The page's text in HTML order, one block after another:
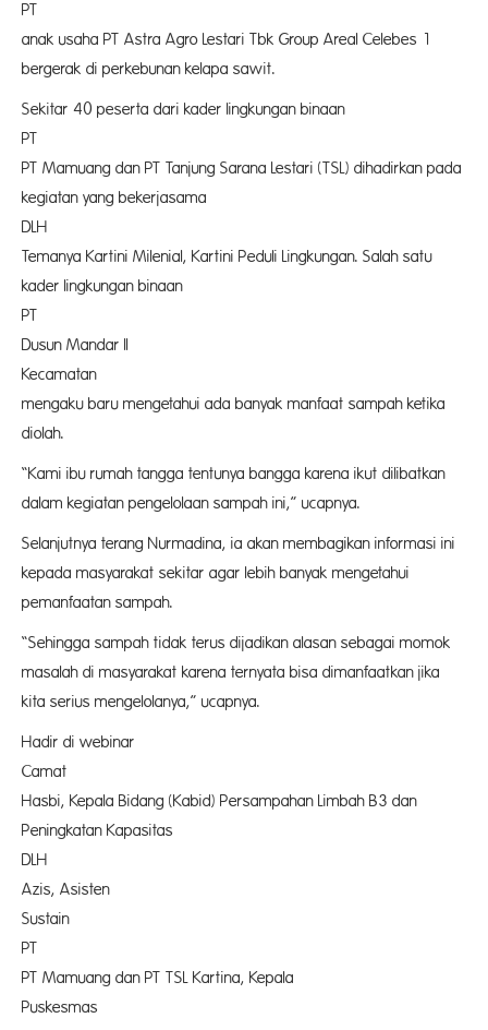
anak usaha PT Astra Agro Lestari Tbk Group Areal Celebes 1
bergerak di perkebunan kelapa sawit.
Sekitar 40 peserta dari kader lingkungan binaan
PT Mamuang dan PT Tanjung Sarana Lestari (TSL) dihadirkan pada
kegiatan yang bekerjasama
Temanya Kartini Milenial, Kartini Peduli Lingkungan. Salah satu
kader lingkungan binaan
Dusun Mandar II
mengaku baru mengetahui ada banyak manfaat sampah ketika
diolah.
“Kami ibu rumah tangga tentunya bangga karena ikut dilibatkan
dalam kegiatan pengelolaan sampah ini,” ucapnya.
Selanjutnya terang Nurmadina, ia akan membagikan informasi ini
kepada masyarakat sekitar agar lebih banyak mengetahui
pemanfaatan sampah.
“Sehingga sampah tidak terus dijadikan alasan sebagai momok
masalah di masyarakat karena ternyata bisa dimanfaatkan jika
kita serius mengelolanya,” ucapnya.
Hadir di webinar
Hasbi, Kepala Bidang (Kabid) Persampahan Limbah B3 dan
Peningkatan Kapasitas
Azis, Asisten
PT Mamuang dan PT TSL Kartina, Kepala